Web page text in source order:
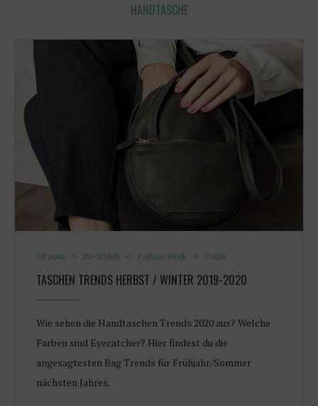
HANDTASCHE
All posts Be-Stylish Fashion Week Outfit
TASCHEN TRENDS HERBST / WINTER 2019-2020
Wie sehen die Handtaschen Trends 2020 aus? Welche
Farben sind Eyecatcher? Hier findest du die
angesagtesten Bag Trends für Frühjahr/Sommer
nächsten Jahres.